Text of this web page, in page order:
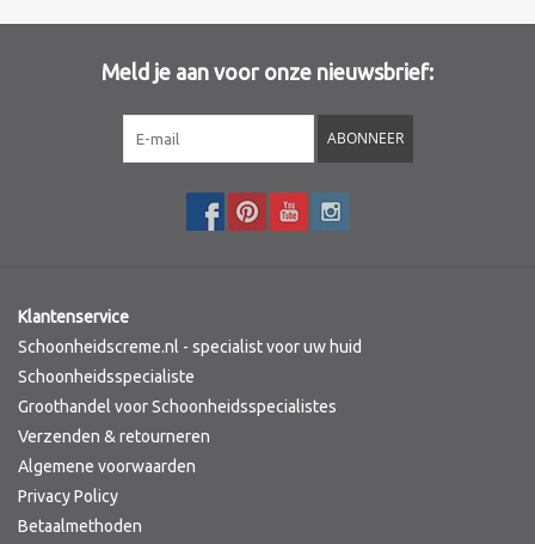
Pascaud
Fusion Meso
PCA SKINCARE
Ekseption Skincare
Meld je aan voor onze nieuwsbrief:
ABONNEER
Klantenservice
Schoonheidscreme.nl - specialist voor uw huid
Schoonheidsspecialiste
Groothandel voor Schoonheidsspecialistes
Verzenden & retourneren
Algemene voorwaarden
Privacy Policy
Betaalmethoden